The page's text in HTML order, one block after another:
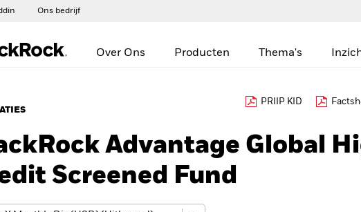
Ons bedrijf
Over Ons Producten Thema's
PRIIP KID
Advantage Global
Screened Fund